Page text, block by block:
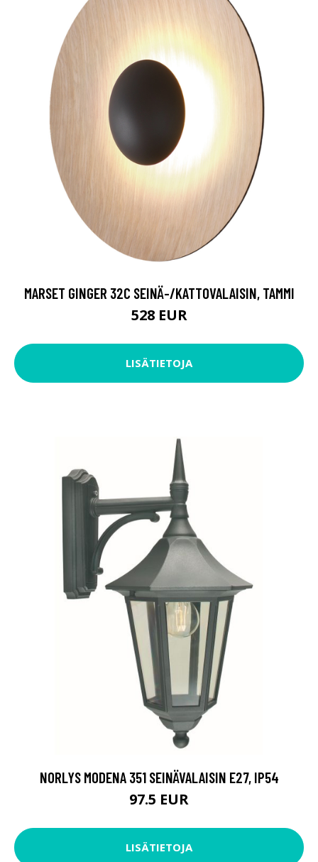
MARSET GINGER 32C SEINÄ-/KATTOVALAISIN, TAMMI
528 EUR
LISÄTIETOJA
NORLYS MODENA 351 SEINÄVALAISIN E27, IP54
97.5 EUR
LISÄTIETOJA